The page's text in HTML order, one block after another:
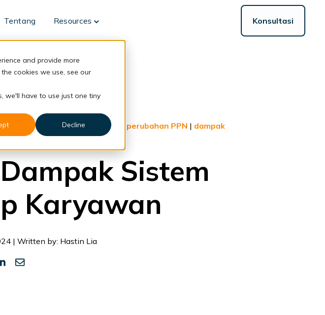
and provide more
cookies we use, see our
we'll have to use just one tiny
Decline
Tentang Resources
Toggle
Resources
Konsultasi
| aturan pajak terbaru perubahan PPN | dampak
pajak|info PPN
Sistem
Karyawan
| Written by: Hastin Lia